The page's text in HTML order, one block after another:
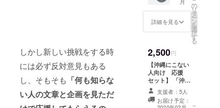
しかし新しい挑戦をする時
には必ず反対意見もある
し、そもそも 「何も知らな
い人の文章と企画を見ただ
②「dor
e
dore?」
カー
③ポテ
ト/ドリ
ンク引
換券 ◇
詳しく
は本文
月
詳細を見る
こ
の
リ
タ
ー
ン
を
選
択
す
る
2,500円
【沖縄にこない
人向け 応援
セット】 「沖縄
にはこないけ
ど、タピオカが
飲みたい」とい
支援者：5人
お届け予定：